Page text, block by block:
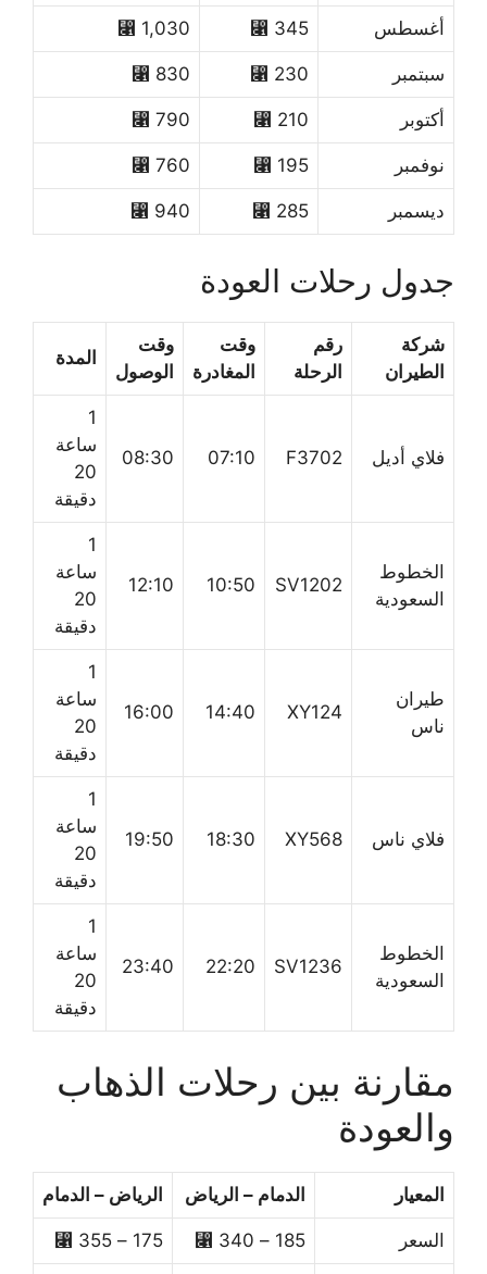
أغسطس 345 ⃁
1,030 ⃁
سبتمبر 230 ⃁
830 ⃁
أكتوبر 210 ⃁
790 ⃁
نوفمبر 195 ⃁
760 ⃁
ديسمبر 285 ⃁
940 ⃁
جدول رحلات العودة
شركة
الطيران
رقم
الرحلة
وقت
المغادرة
وقت
الوصول
المدة
فلاي أديل F3702
07:10
08:30
1
ساعة
20
دقيقة
الخطوط
السعودية
SV1202
10:50
12:10
1
ساعة
20
دقيقة
طيران
ناس
XY124
14:40
16:00
1
ساعة
20
دقيقة
فلاي ناس XY568
18:30
19:50
1
ساعة
20
دقيقة
الخطوط
السعودية
SV1236
22:20
23:40
1
ساعة
20
دقيقة
مقارنة بين رحلات الذهاب
والعودة
المعيار الدمام – الرياض الرياض – الدمام
السعر 185 – 340 ⃁
175 – 355 ⃁